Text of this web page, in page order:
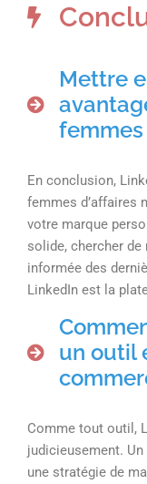
Mettre
femmes
En conclusion,
femmes d’affaires
votre marque
solide, chercher
informée des
LinkedIn est la
un outil
Comme tout outil,
judicieusement.
une stratégie de